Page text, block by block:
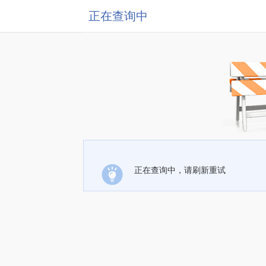
正在查询中
正在查询中，请刷新重试